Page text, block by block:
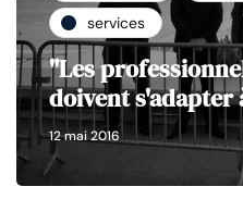
services
"Les
doivent s'adapter
12 mai 2016